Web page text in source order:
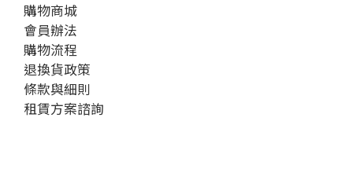
購物商城
會員辦法
購物流程
退換貨政策
條款與細則
租賃方案諮詢